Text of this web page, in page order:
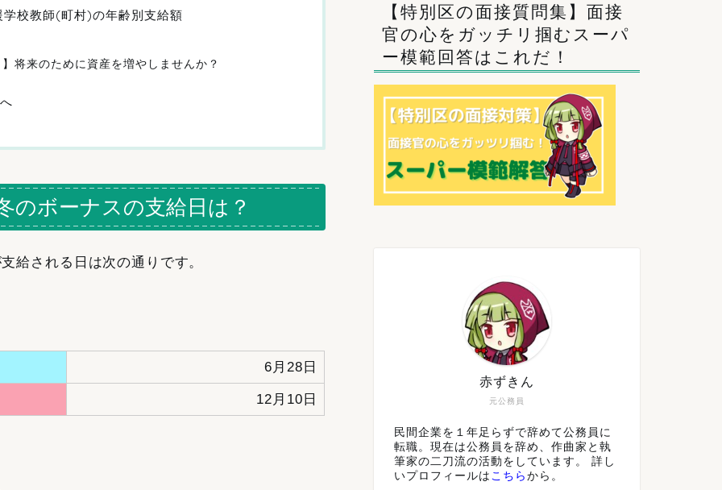
学校教師(町村)の年齢別支給額
将来のために資産を増やしませんか？
のボーナスの支給日は？
給される日は次の通りです。
6月28日
12月10日
【特別区の面接質問集】面接
官の心をガッチリ掴むスーパ
ー模範回答はこれだ！
元公務員
赤ずきん
民間企業を１年足らずで辞めて公務員に
転職。現在は公務員を辞め、作曲家と執
筆家の二刀流の活動をしています。 詳し
いプロフィールは こちら から。